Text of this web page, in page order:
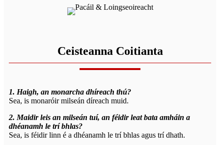
Ceisteanna Coitianta
1. Haigh, an monarcha dhíreach thú?
Sea, is monaróir milseán díreach muid.
2. Maidir leis an milseán tuí, an féidir leat bata amháin a
dhéanamh le trí bhlas?
Sea, is féidir linn é a dhéanamh le trí bhlas agus trí dhath.